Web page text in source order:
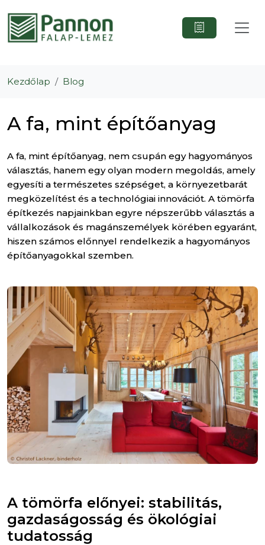
Kezdőlap Blog
A fa, mint építőanyag
A fa, mint építőanyag, nem csupán egy hagyományos
választás, hanem egy olyan modern megoldás, amely
egyesíti a természetes szépséget, a környezetbarát
megközelítést és a technológiai innovációt. A tömörfa
építkezés napjainkban egyre népszerűbb választás a
vállalkozások és magánszemélyek körében egyaránt,
hiszen számos előnnyel rendelkezik a hagyományos
építőanyagokkal szemben.
A tömörfa előnyei: stabilitás,
gazdaságosság és ökológiai
tudatosság